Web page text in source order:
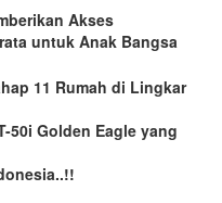
Akses
untuk Anak Bangsa
11 Rumah di Lingkar
50i Golden Eagle yang